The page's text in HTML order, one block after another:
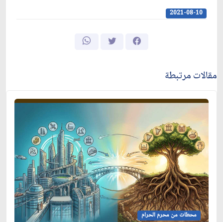
2021-08-10
مقالات مرتبطة
محطات من محرم الحرام